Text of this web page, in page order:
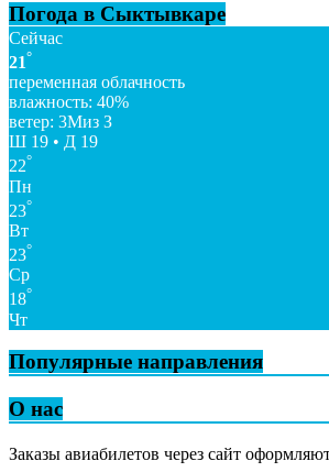
Погода в Сыктывкаре
Сейчас
21°
переменная облачность
влажность: 40%
ветер: 3Миз З
Ш 19 • Д 19
22°
Пн
23°
Вт
23°
Ср
18°
Чт
Популярные направления
О нас
Заказы авиабилетов через сайт